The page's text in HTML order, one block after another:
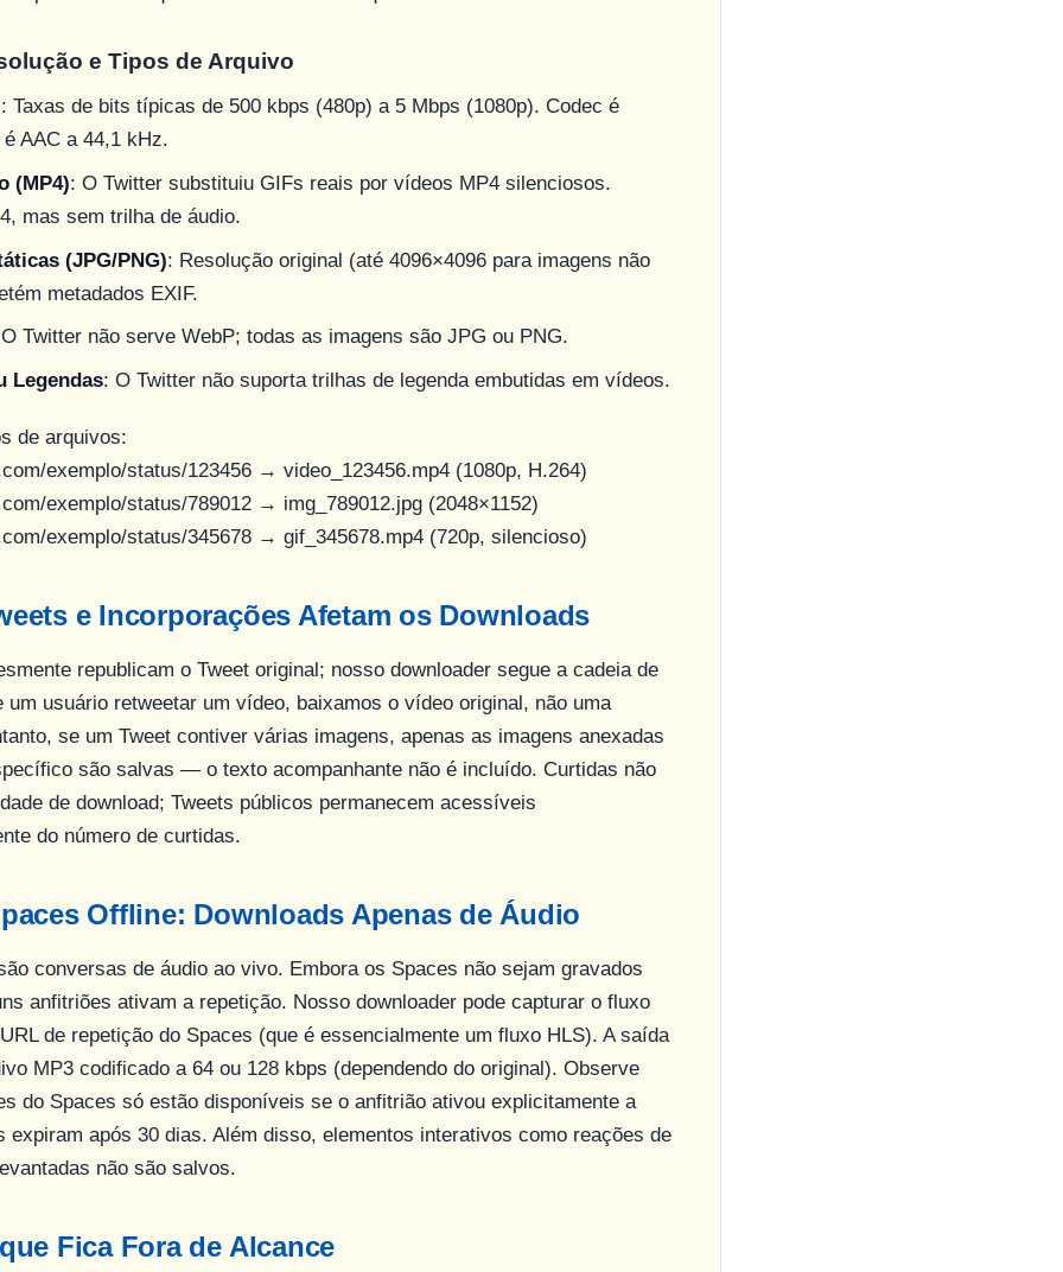
e Tipos de Arquivo
: Taxas de bits típicas de 500 kbps (480p) a 5 Mbps (1080p). Codec é
AAC a 44,1 kHz.
(MP4): O Twitter substituiu GIFs reais por vídeos MP4 silenciosos.
mas sem trilha de áudio.
(JPG/PNG): Resolução original (até 4096×4096 para imagens não
metadados EXIF.
Twitter não serve WebP; todas as imagens são JPG ou PNG.
Legendas: O Twitter não suporta trilhas de legenda embutidas em vídeos.
de arquivos:
exemplo/status/123456 → video_123456.mp4 (1080p, H.264)
exemplo/status/789012 → img_789012.jpg (2048×1152)
exemplo/status/345678 → gif_345678.mp4 (720p, silencioso)
e Incorporações Afetam os Downloads
republicam o Tweet original; nosso downloader segue a cadeia de
um usuário retweetar um vídeo, baixamos o vídeo original, não uma
se um Tweet contiver várias imagens, apenas as imagens anexadas
são salvas — o texto acompanhante não é incluído. Curtidas não
de download; Tweets públicos permanecem acessíveis
do número de curtidas.
Offline: Downloads Apenas de Áudio
conversas de áudio ao vivo. Embora os Spaces não sejam gravados
anfitriões ativam a repetição. Nosso downloader pode capturar o fluxo
de repetição do Spaces (que é essencialmente um fluxo HLS). A saída
MP3 codificado a 64 ou 128 kbps (dependendo do original). Observe
do Spaces só estão disponíveis se o anfitrião ativou explicitamente a
expiram após 30 dias. Além disso, elementos interativos como reações de
não são salvos.
Fica Fora de Alcance